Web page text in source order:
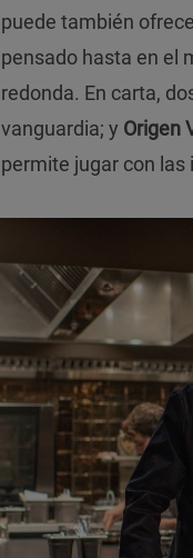
puede también
pensado hasta en el
redonda. En carta,
vanguardia; y Origen
permite jugar con